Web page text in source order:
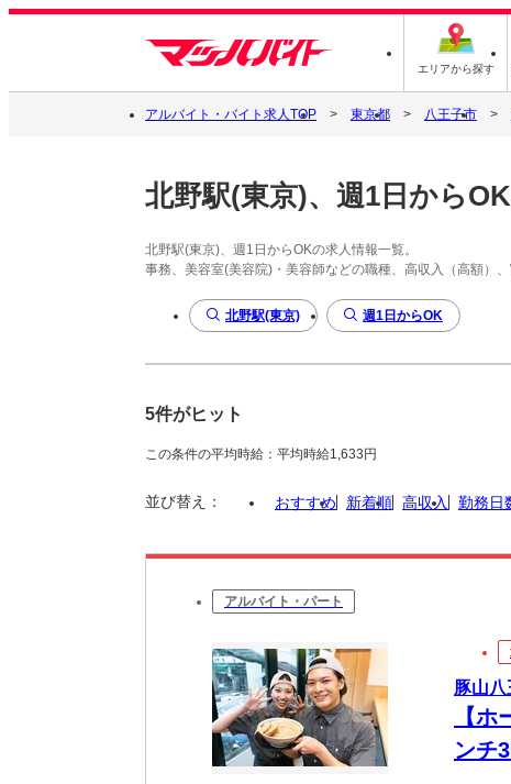
エリアから探す
アルバイト・バイト求人TOP 東京都 八王子市
北野駅(東京)、週1日からOK
北野駅(東京)、週1日からOKの求人情報一覧。
事務、美容室(美容院)・美容師などの職種、高収入（高額）
北野駅(東京) 週1日からOK
5件がヒット
この条件の平均時給：平均時給1,633円
並び替え： おすすめ 新着順 高収入 勤務日
アルバイト・パート
豚山
【
ンチ